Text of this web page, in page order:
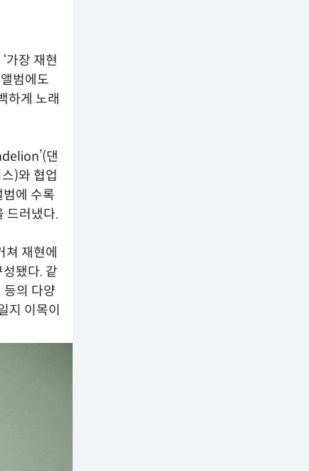
가장 재현
범에도
하게 노래
댄
)와 협업
범에 수록
드러냈다.
재현에
됐다. 같
등의 다양
지 이목이